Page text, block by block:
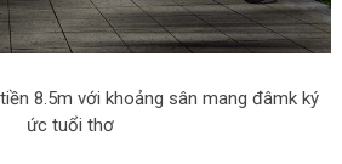
8.5m với khoảng sân mang đâmk ký
ức tuổi thơ